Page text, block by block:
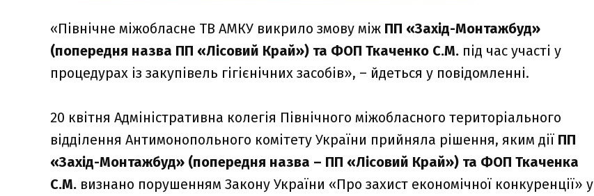
«Північне міжобласне ТВ АМКУ викрило змову між ПП «Захід-Монтажбуд»
(попередня назва ПП «Лісовий Край») та ФОП Ткаченко С.М. під час участі у
процедурах із закупівель гігієнічних засобів», – йдеться у повідомленні.
20 квітня Адміністративна колегія Північного міжобласного територіального
відділення Антимонопольного комітету України прийняла рішення, яким дії ПП
«Захід-Монтажбуд» (попередня назва – ПП «Лісовий Край») та ФОП Ткаченка
С.М. визнано порушенням Закону України «Про захист економічної конкуренції» у